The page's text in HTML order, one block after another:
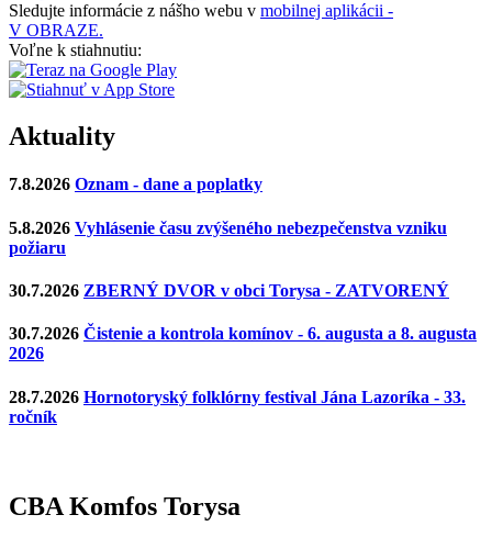
Sledujte informácie z nášho webu v mobilnej aplikácii -
V OBRAZE.
Voľne k stiahnutiu:
Aktuality
7.8.2026 Oznam - dane a poplatky
5.8.2026 Vyhlásenie času zvýšeného nebezpečenstva vzniku
požiaru
30.7.2026 ZBERNÝ DVOR v obci Torysa - ZATVORENÝ
30.7.2026 Čistenie a kontrola komínov - 6. augusta a 8. augusta
2026
28.7.2026 Hornotoryský folklórny festival Jána Lazoríka - 33.
ročník
CBA Komfos Torysa